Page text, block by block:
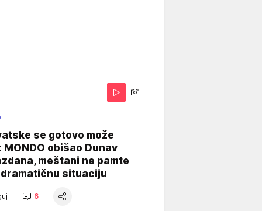
se gotovo može
MONDO obišao Dunav
meštani ne pamte
situaciju
6